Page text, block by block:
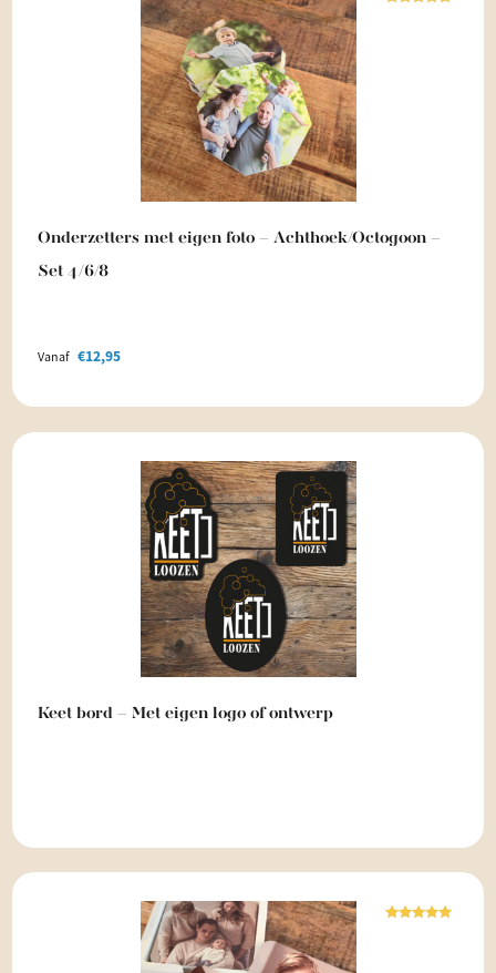
Onderzetters met eigen foto – Achthoek/Octogoon –
Set 4/6/8
Vanaf €12,95
Keet bord – Met eigen logo of ontwerp